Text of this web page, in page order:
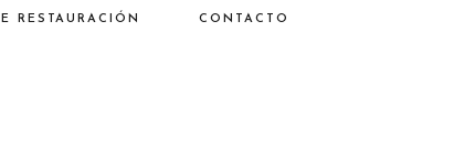
RESTAURACIÓN CONTACTO